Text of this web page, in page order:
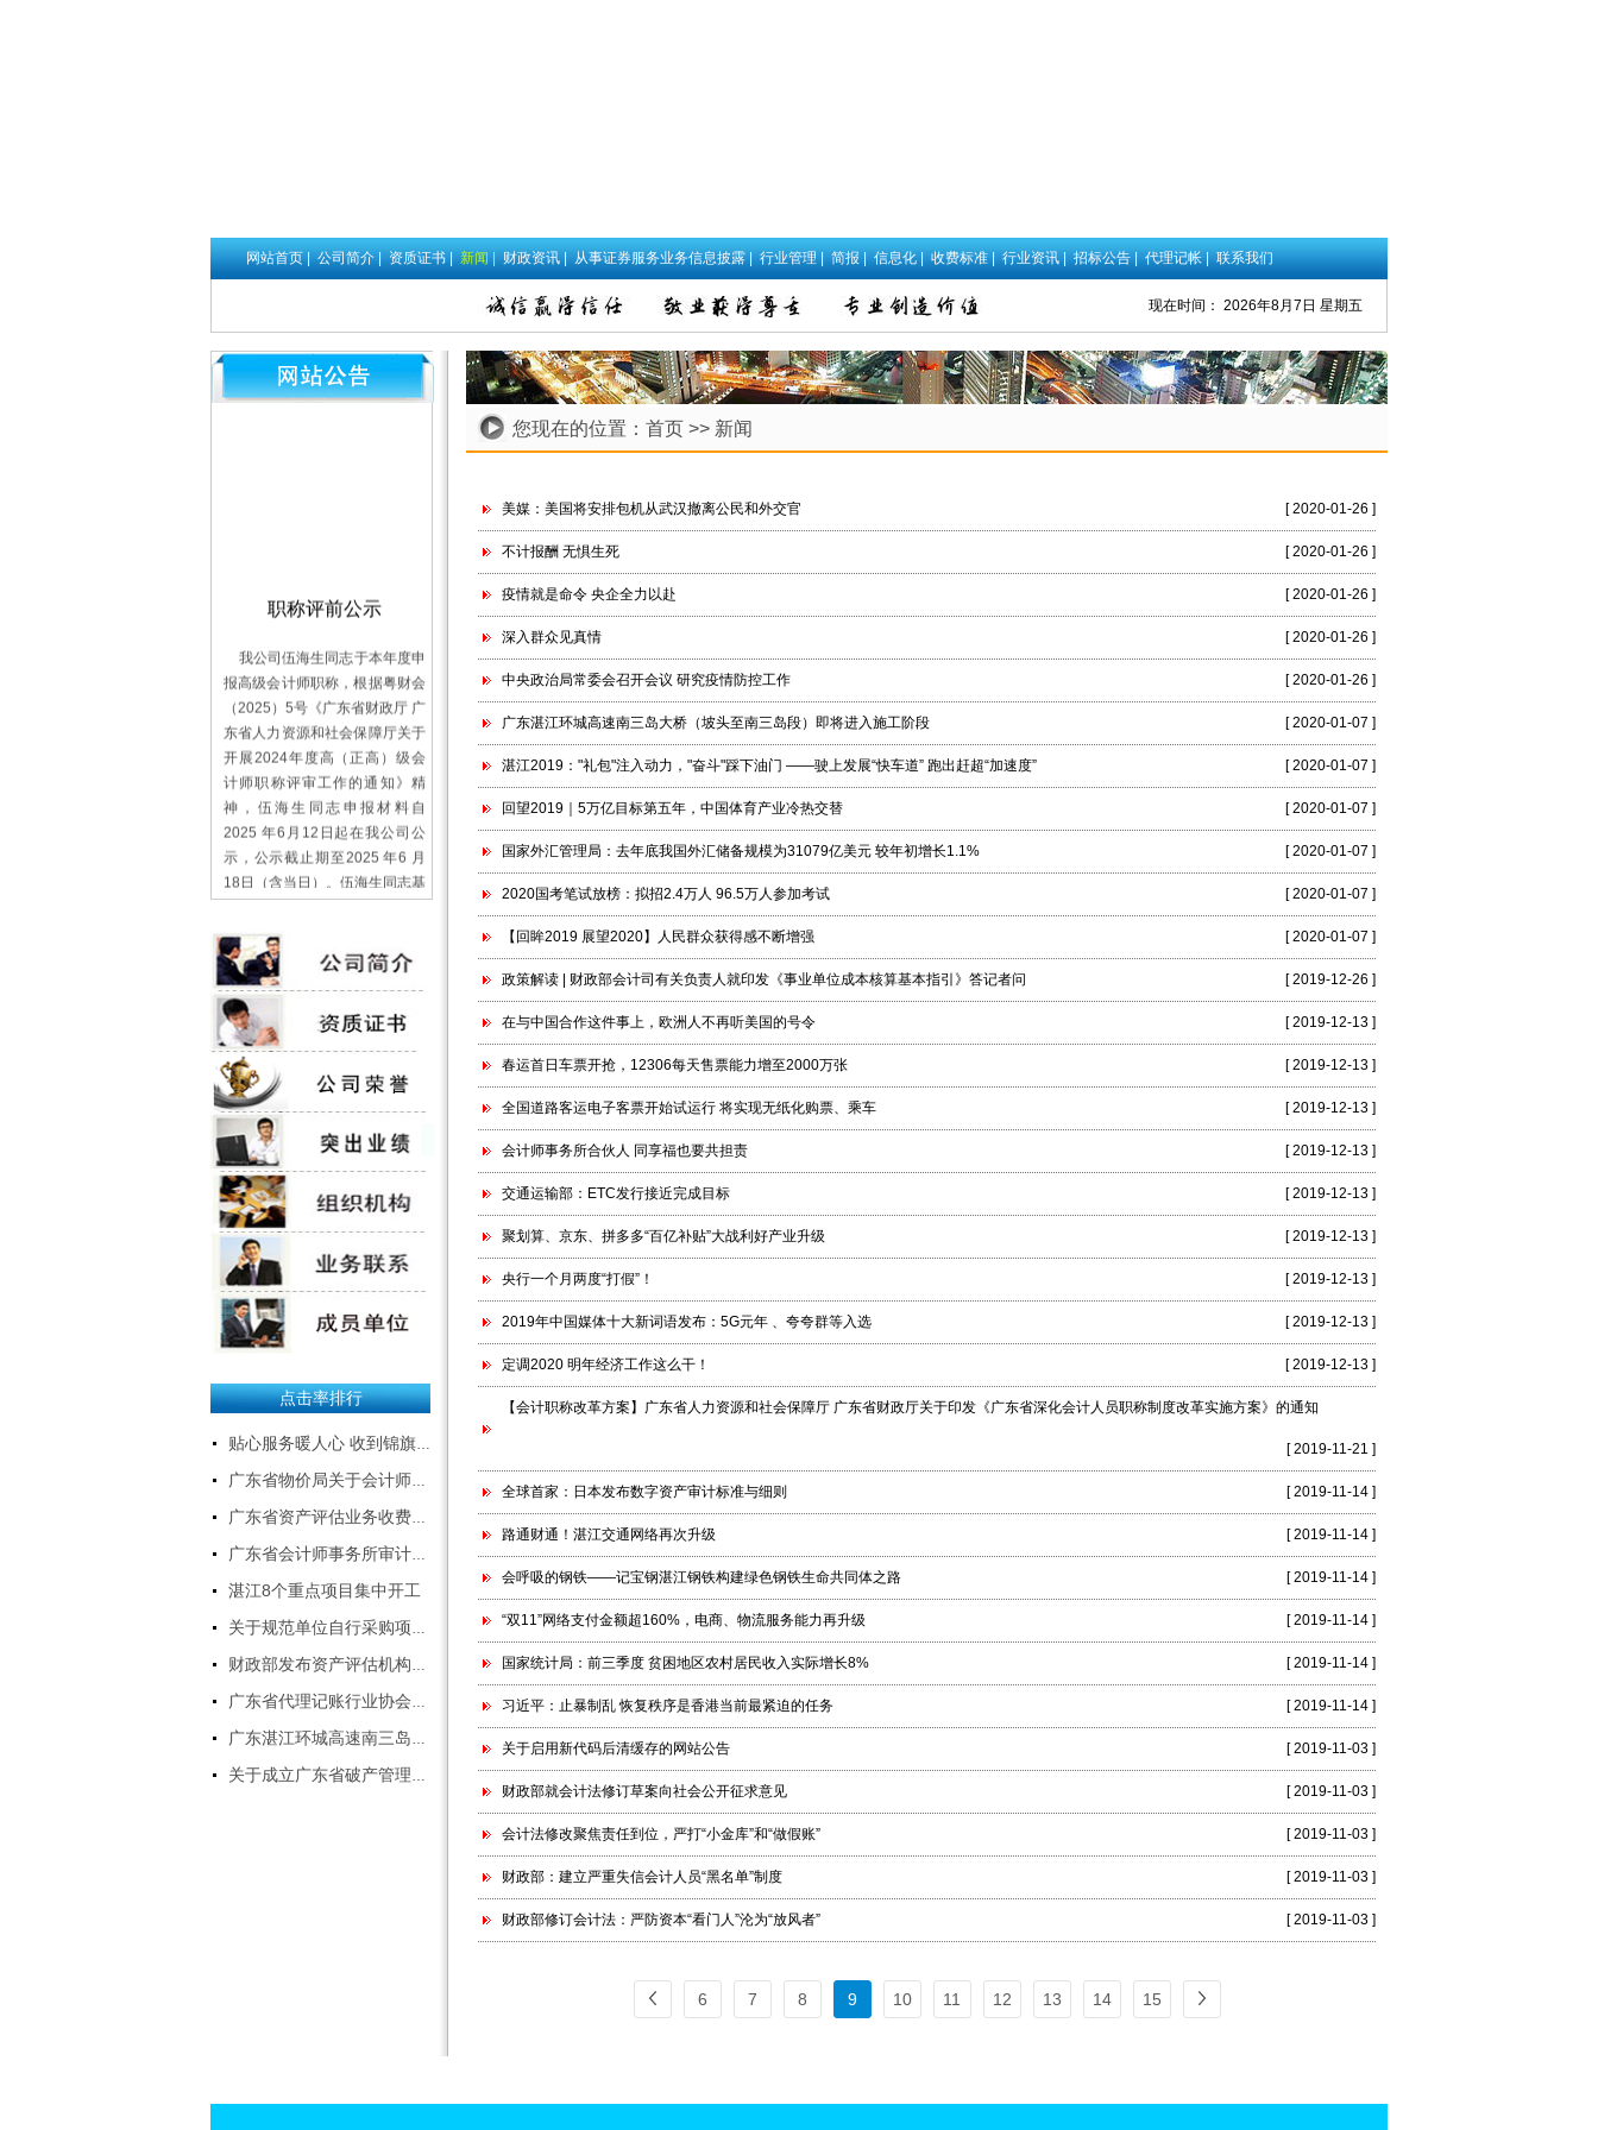
网站首页| 公司简介| 资质证书| 新闻| 财政资讯| 从事证券服务业务信息披露| 行业管理| 简报| 信息化| 收费标准| 行业资讯| 招标公告| 代理记帐| 联系我们
现在时间： 2026年8月7日 星期五
职称评前公示
报高级会计师职称，根据粤财会
（2025）5号《广东省财政厅 广
东省人力资源和社会保障厅关于
开展2024年度高（正高）级会
计师职称评审工作的通知》精
神，伍海生同志申报材料自
2025 年6月12日起在我公司公
示，公示截止期至2025 年6 月
18日（含当日）。伍海生同志基
本情况见《（高）级职称申报人
申报材料摆放于公司办公室供全
体人员随时查验。 公示信访受
理：公司人事部
曹 霞 0759-3379509
广东千福田会计师事务所有限公
司
2025年6月11日
关于千福田公司网站
启用新代码后清缓存的
操作说明--下载
招聘应届本科生、研究
粤西经济快速发展，公司业务
研究生数名，专业如下：
计电算化、金融；
2、资产评估、工程造价、工程
3、计算机、软件开发、电子商
务；
有意者请将建立投递至：
gdqftcpa@126.com
18319129897
另：本公司长期招聘:注册会
计师，资产评估师，房地产评估
师，土地评估师,评估助理，软
件实施顾问等。
点击率排行
贴心服务暖人心 收到锦旗获赞誉
广东省物价局关于会计师事务所服务收费有关问题的通知
广东省资产评估业务收费标准
广东省会计师事务所审计服务收费标准表
湛江8个重点项目集中开工
关于规范单位自行采购项目管理有关事项的通知
财政部发布资产评估机构职业风险基金管理办法
广东省代理记账行业协会第一届会员代表大会简讯
广东湛江环城高速南三岛大桥（坡头至南三岛段）即将进入施工阶段
关于成立广东省破产管理人协会的公告
您现在的位置： 首页 >> 新闻
美媒：美国将安排包机从武汉撤离公民和外交官 [ 2020-01-26 ]
不计报酬 无惧生死 [ 2020-01-26 ]
疫情就是命令 央企全力以赴 [ 2020-01-26 ]
深入群众见真情 [ 2020-01-26 ]
中央政治局常委会召开会议 研究疫情防控工作 [ 2020-01-26 ]
广东湛江环城高速南三岛大桥（坡头至南三岛段）即将进入施工阶段 [ 2020-01-07 ]
湛江2019："礼包"注入动力，"奋斗"踩下油门 ——驶上发展“快车道” 跑出赶超“加速度” [ 2020-01-07 ]
回望2019｜5万亿目标第五年，中国体育产业冷热交替 [ 2020-01-07 ]
国家外汇管理局：去年底我国外汇储备规模为31079亿美元 较年初增长1.1% [ 2020-01-07 ]
2020国考笔试放榜：拟招2.4万人 96.5万人参加考试 [ 2020-01-07 ]
【回眸2019 展望2020】人民群众获得感不断增强 [ 2020-01-07 ]
政策解读 | 财政部会计司有关负责人就印发《事业单位成本核算基本指引》答记者问 [ 2019-12-26 ]
在与中国合作这件事上，欧洲人不再听美国的号令 [ 2019-12-13 ]
春运首日车票开抢，12306每天售票能力增至2000万张 [ 2019-12-13 ]
全国道路客运电子客票开始试运行 将实现无纸化购票、乘车 [ 2019-12-13 ]
会计师事务所合伙人 同享福也要共担责 [ 2019-12-13 ]
交通运输部：ETC发行接近完成目标 [ 2019-12-13 ]
聚划算、京东、拼多多“百亿补贴”大战利好产业升级 [ 2019-12-13 ]
央行一个月两度“打假”！ [ 2019-12-13 ]
2019年中国媒体十大新词语发布：5G元年 、夸夸群等入选 [ 2019-12-13 ]
定调2020 明年经济工作这么干！ [ 2019-12-13 ]
【会计职称改革方案】广东省人力资源和社会保障厅 广东省财政厅关于印发《广东省深化会计人员职称制度改革实施方案》的通知
[ 2019-11-21 ]
全球首家：日本发布数字资产审计标准与细则 [ 2019-11-14 ]
路通财通！湛江交通网络再次升级 [ 2019-11-14 ]
会呼吸的钢铁——记宝钢湛江钢铁构建绿色钢铁生命共同体之路 [ 2019-11-14 ]
“双11”网络支付金额超160%，电商、物流服务能力再升级 [ 2019-11-14 ]
国家统计局：前三季度 贫困地区农村居民收入实际增长8% [ 2019-11-14 ]
习近平：止暴制乱 恢复秩序是香港当前最紧迫的任务 [ 2019-11-14 ]
关于启用新代码后清缓存的网站公告 [ 2019-11-03 ]
财政部就会计法修订草案向社会公开征求意见 [ 2019-11-03 ]
会计法修改聚焦责任到位，严打“小金库”和“做假账” [ 2019-11-03 ]
财政部：建立严重失信会计人员“黑名单”制度 [ 2019-11-03 ]
财政部修订会计法：严防资本“看门人”沦为“放风者” [ 2019-11-03 ]
6 7 8 9 10 11 12 13 14 15